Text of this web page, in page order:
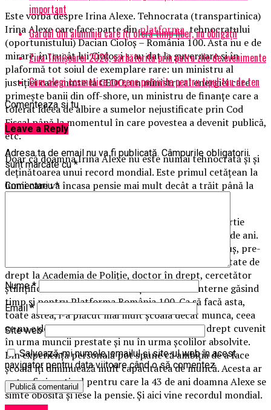
Este vorba despre Irina Alexe. Tehnocrata (transpartinica)
Irina Alexe care face parte dinplatformatehnocratului
(oportunistului) Dacian Cioloș – România 100. Asta nu e de
mirare, întrucât lui Cioloș i s-au dat la guvernare și în
plaformă tot soiul de exemplare rare: un ministru al
justiției care minte la CEDO, un ministru al energiei care
primește banii din off-shore, un ministru de finanțe care a
tolerat ideea de albire a sumelor nejustificate prin Cod
Fiscal până la momentul în care povestea a devenit publică,
etc.
Doar că doamna Irina Alexe nu este numai tehnocrată și și
deținătoarea unui record mondial. Este primul cetățean la
lumii care va încasa pensie mai mult decât a trăit până la
Doamna Irina Alexe este pește, a împlinit pe 19 martie
2017 (fiind născută în 1974) frumoasa vârștă de 43 de ani.
Primii 43 de ani au fost normali: a fost sugar, bebeluș, pre-
școlar, școlar, elev de gimanaziu, absolvent de facultate de
drept la Academia de Poliție, doctor în drept, cercetător
științific la Academia România și a lucrat la Interne găsind
timp și pentru Platforma România 100. Ca să facă asta,
toate astea, i-a plăcut mai mult școala decât munca, ceea
ce nu e de condamnat. Doar că pensia este un drept cuvenit
în urma muncii prestate și nu în urma școlilor absolvite.
Din experiența personală pot spune că ambiția de a face
școală îți diminuează mult capacitatea de muncă. Acesta ar
putea fi și motivul pentru care la 43 de ani doamna Alexe se
simte obosită și iese la pensie. Și aici vine recordul mondial.
important
Gardul din aluminiu care îți oferă timp liber, nu obligații
Ziua Timișoarei 2026, sărbătorită prin patru zile de evenimente
Cum alegi cosmetice coreene potrivite pentru tipul tau de ten
Comenteaza si tu
Leave a Reply
Adresa ta de email nu va fi publicată. Câmpurile obligatorii
sunt marcate cu*
Comentariu*
Nume*
Email*
Site web
Salvează-mi numele, emailul și site-ul web în acest
navigator pentru data viitoare când o să comentez.